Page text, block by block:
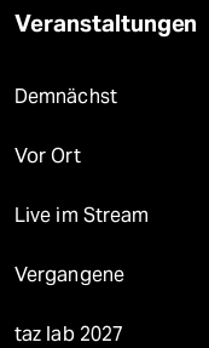
Veranstaltungen
Demnächst
Vor Ort
Live im Stream
Vergangene
taz lab 2027